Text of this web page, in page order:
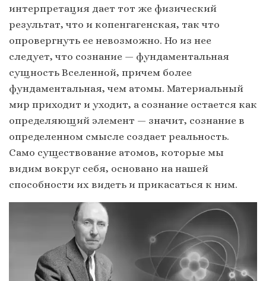
интерпретация дает тот же физический
результат, что и копенгагенская, так что
опровергнуть ее невозможно. Но из нее
следует, что сознание — фундаментальная
сущность Вселенной, причем более
фундаментальная, чем атомы. Материальный
мир приходит и уходит, а сознание остается как
определяющий элемент — значит, сознание в
определенном смысле создает реальность.
Само существование атомов, которые мы
видим вокруг себя, основано на нашей
способности их видеть и прикасаться к ним.